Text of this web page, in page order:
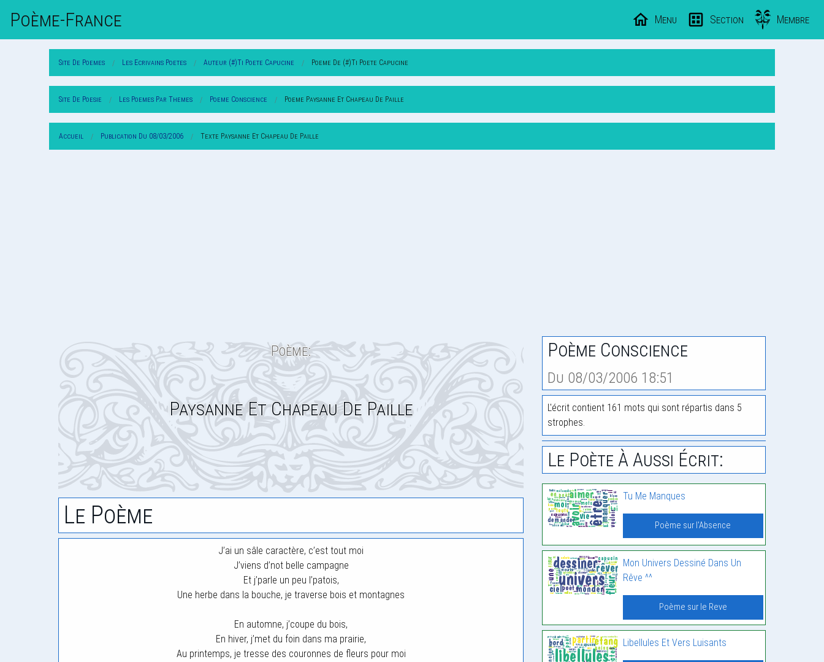
Poème-FrAnce Menu Section Membre
Site De Poemes Les Ecrivains Poetes Auteur (#)Ti Poete Capucine Poeme De (#)Ti Poete Capucine
Site De Poesie Les Poemes Par Themes Poeme Conscience Poeme Paysanne Et Chapeau De Paille
Accueil Publication Du 08/03/2006 Texte Paysanne Et Chapeau De Paille
Poème:
Paysanne Et Chapeau De Paille
Le Poème
J’ai un sâle caractère, c’est tout moi
J’viens d’not belle campagne
Et j’parle un peu l’patois,
Une herbe dans la bouche, je traverse bois et montagnes
En automne, j’coupe du bois,
En hiver, j’met du foin dans ma prairie,
Au printemps, je tresse des couronnes de fleurs pour moi
Poème Conscience
Du 08/03/2006 18:51
L'écrit contient 161 mots qui sont répartis dans 5
strophes.
Le Poète À Aussi Écrit:
Tu Me Manques
Poème sur l'Absence
Mon Univers Dessiné Dans Un
Rêve ^^
Poème sur le Reve
Libellules Et Vers Luisants